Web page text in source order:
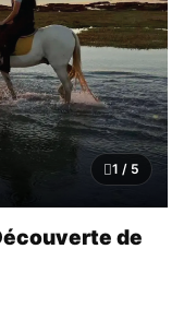
1 / 5
de